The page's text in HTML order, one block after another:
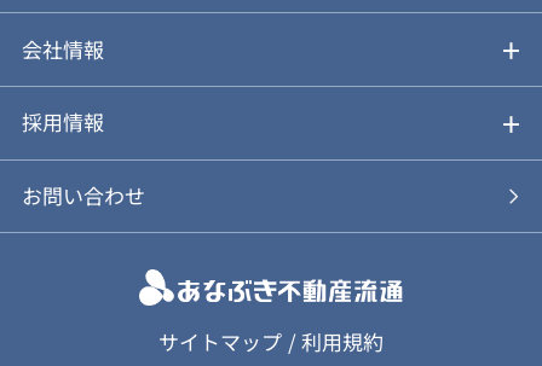
動画やパンフレットで見る
お気に入り
不動産Q&A
アルファジャーナル
会社情報
会社概要
スタッフ紹介
個人情報保護方針
カスタマーハラスメント基本方針
採用情報
新卒採用について
キャリア採用について
お問い合わせ
サイトマップ /利用規約